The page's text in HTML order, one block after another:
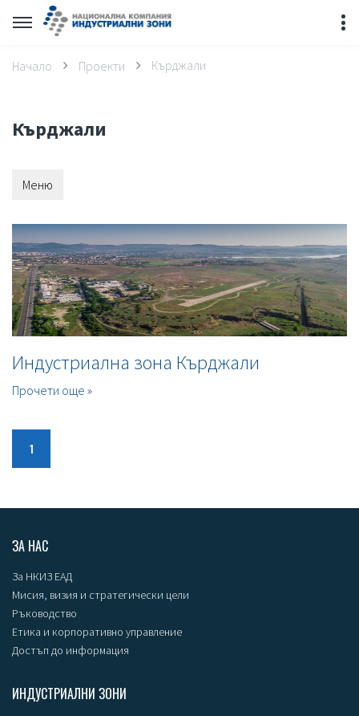
Начало Проекти Кърджали
Кърджали
Меню
Индустриална зона Кърджали
Прочети още »
1
ЗА НАС
За НКИЗ ЕАД
Мисия, визия и стратегически цели
Ръководство
Етика и корпоративно управление
Достъп до информация
ИНДУСТРИАЛНИ ЗОНИ